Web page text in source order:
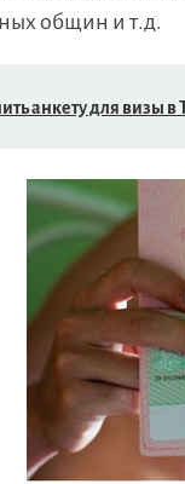
общин и т.д.
анкету для визы в